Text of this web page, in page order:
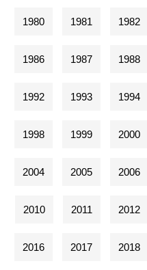
1980 1981 1982
1986 1987 1988
1992 1993 1994
1998 1999 2000
2004 2005 2006
2010 2011 2012
2016 2017 2018